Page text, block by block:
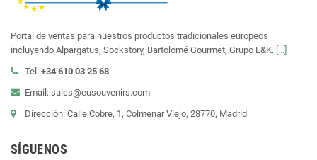
Portal de ventas para nuestros productos tradicionales europeos
incluyendo Alpargatus, Sockstory, Bartolomé Gourmet, Grupo L&K. [...]
Tel: +34 610 03 25 68
Email: sales@eusouvenirs.com
Dirección: Calle Cobre, 1, Colmenar Viejo, 28770, Madrid
SÍGUENOS